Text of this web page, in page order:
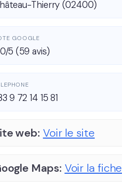
Thierry (02400)
GOOGLE
5 (59 avis)
9 72 14 15 81
web: Voir le site
Maps: Voir la fiche